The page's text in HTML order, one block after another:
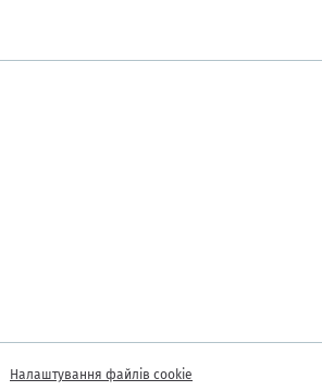
Налаштування файлів cookie